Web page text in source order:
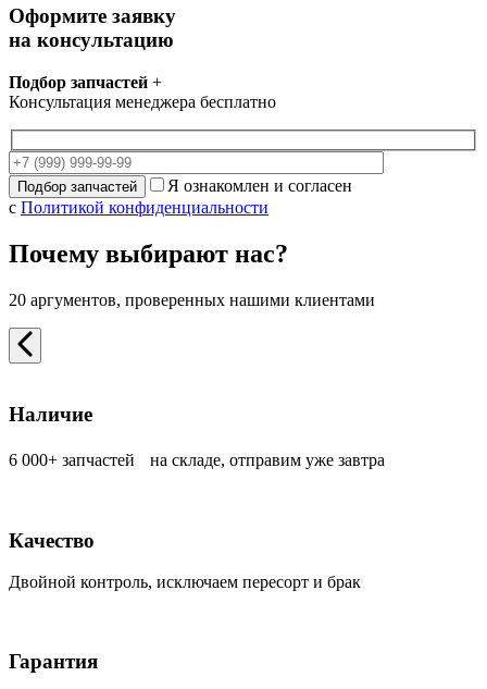
Оформите заявку
на консультацию
Подбор запчастей +
Консультация менеджера бесплатно
Я ознакомлен и согласен
с Политикой конфиденциальности
Почему выбирают нас?
20 аргументов, проверенных нашими клиентами
Наличие
6 000+ запчастей на складе, отправим уже завтра
Качество
Двойной контроль, исключаем пересорт и брак
Гарантия